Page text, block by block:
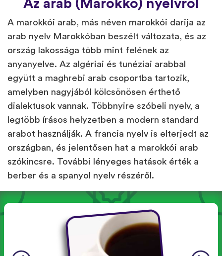
Az arab (Marokkó) nyelvről
A marokkói arab, más néven marokkói darija az
arab nyelv Marokkóban beszélt változata, és az
ország lakossága több mint felének az
anyanyelve. Az algériai és tunéziai arabbal
együtt a maghrebi arab csoportba tartozik,
amelyben nagyjából kölcsönösen érthető
dialektusok vannak. Többnyire szóbeli nyelv, a
legtöbb írásos helyzetben a modern standard
arabot használják. A francia nyelv is elterjedt az
országban, és jelentősen hat a marokkói arab
szókincsre. További lényeges hatások érték a
berber és a spanyol nyelv részéről.